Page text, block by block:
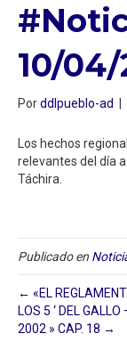
10/
Porddlpueblo-ad
Los hechos
relevantes del día
Táchira.
Publicado en
← «EL
LOS 5 ‘ DEL
2002 » CAP. 18 →